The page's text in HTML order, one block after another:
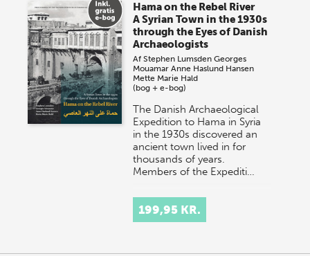
Hama on the Rebel River
A Syrian Town in the 1930s
through the Eyes of Danish
Archaeologists
AfStephen Lumsden Georges
Mouamar Anne Haslund Hansen
Mette Marie Hald
(bog + e-bog)
The Danish Archaeological
Expedition to Hama in Syria
in the 1930s discovered an
ancient town lived in for
thousands of years.
Members of the Expediti…
199,95 KR.